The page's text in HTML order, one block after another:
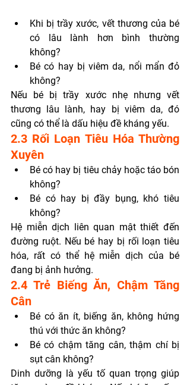
Khi bị trầy xước, vết thương của bé
có lâu lành hơn bình thường
không?
Bé có hay bị viêm da, nổi mẩn đỏ
không?
Nếu bé bị trầy xước nhẹ nhưng vết
thương lâu lành, hay bị viêm da, đó
cũng có thể là dấu hiệu đề kháng yếu.
2.3 Rối Loạn Tiêu Hóa Thường
Xuyên
Bé có hay bị tiêu chảy hoặc táo bón
không?
Bé có hay bị đầy bụng, khó tiêu
không?
Hệ miễn dịch liên quan mật thiết đến
đường ruột. Nếu bé hay bị rối loạn tiêu
hóa, rất có thể hệ miễn dịch của bé
đang bị ảnh hưởng.
2.4 Trẻ Biếng Ăn, Chậm Tăng
Cân
Bé có ăn ít, biếng ăn, không hứng
thú với thức ăn không?
Bé có chậm tăng cân, thậm chí bị
sụt cân không?
Dinh dưỡng là yếu tố quan trọng giúp